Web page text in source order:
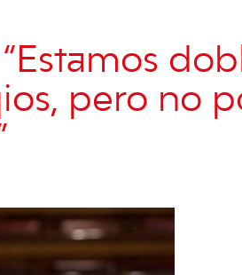
pero no